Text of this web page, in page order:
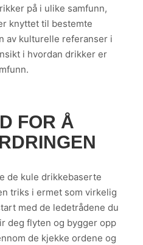
på i ulike samfunn,
knyttet til bestemte
av kulturelle referanser i
i hvordan drikker er
FOR Å
de kule drikkebaserte
triks i ermet som virkelig
med de ledetrådene du
deg flyten og bygger opp
de kjekke ordene og